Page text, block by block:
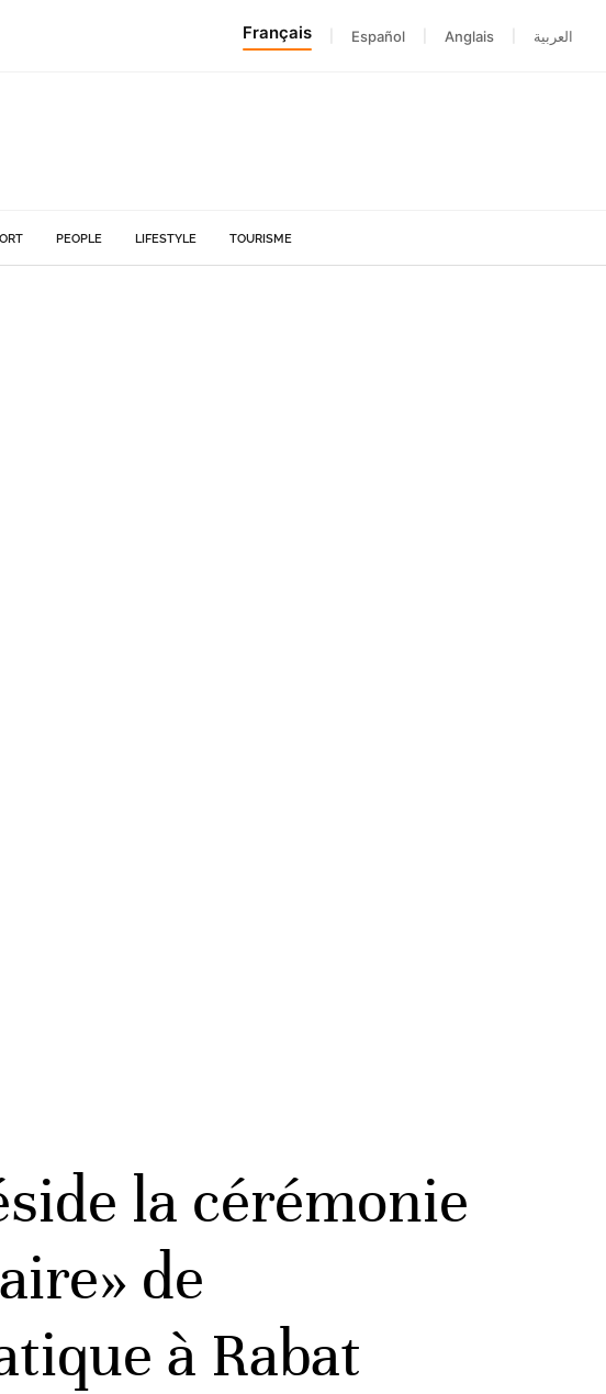
Français Español Anglais العربية
PEOPLE LIFESTYLE TOURISME
la cérémonie
de
à Rabat